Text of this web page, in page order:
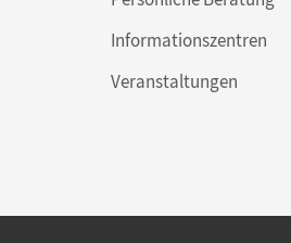
Informationszentren
Veranstaltungen